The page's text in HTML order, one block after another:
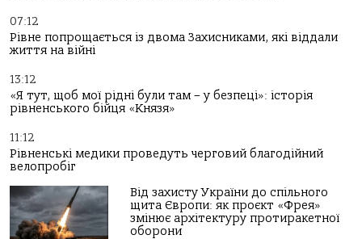
07:12
Рівне попрощається із двома Захисниками, які віддали
життя на війні
13:12
«Я тут, щоб мої рідні були там – у безпеці»: історія
рівненського бійця «Князя»
11:12
Рівненські медики проведуть черговий благодійний
велопробіг
Від захисту України до спільного
щита Європи: як проєкт «Фрея»
змінює архітектуру протиракетної
оборони